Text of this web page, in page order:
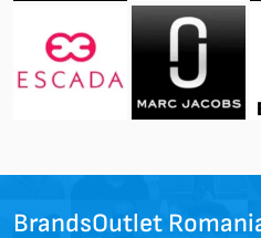
BrandsOutlet